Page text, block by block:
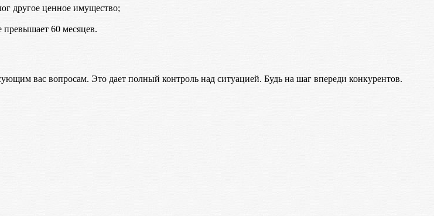
другое ценное имущество;
60 месяцев.
вас вопросам. Это дает полный контроль над ситуацией. Будь на шаг впереди конкурентов.